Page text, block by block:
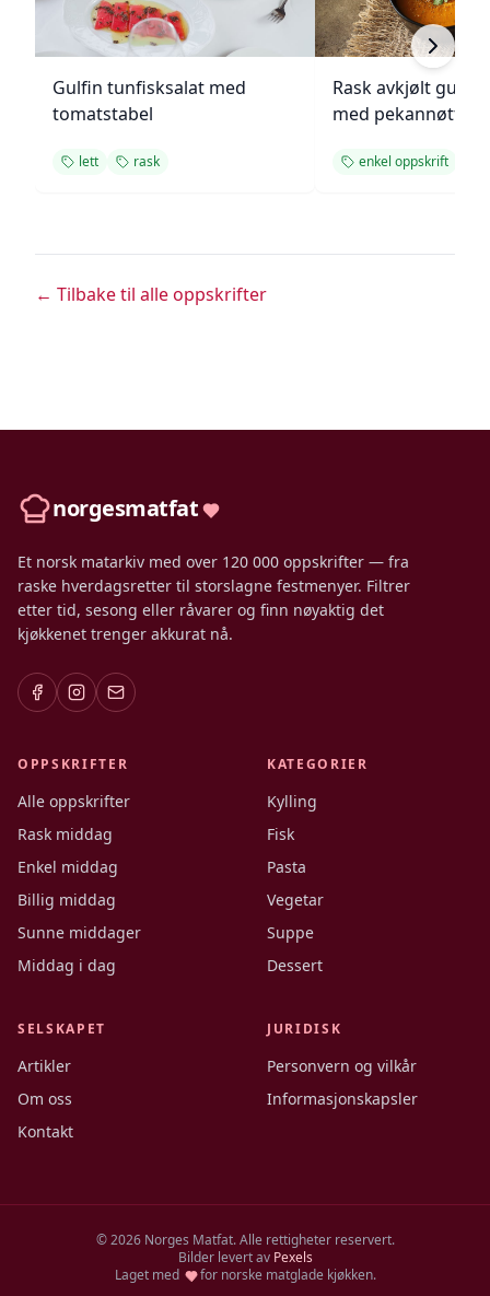
Gulfin tunfisksalat med
tomatstabel
lett rask
Rask avkjølt
med pekannøtter
enkel oppskrift
← Tilbake til alle oppskrifter
norgesmatfat
Et norsk matarkiv med over 120 000 oppskrifter — fra
raske hverdagsretter til storslagne festmenyer. Filtrer
etter tid, sesong eller råvarer og finn nøyaktig det
kjøkkenet trenger akkurat nå.
OPPSKRIFTER
Alle oppskrifter
Rask middag
Enkel middag
Billig middag
Sunne middager
Middag i dag
KATEGORIER
Kylling
Fisk
Pasta
Vegetar
Suppe
Dessert
SELSKAPET
Artikler
Om oss
Kontakt
JURIDISK
Personvern og vilkår
Informasjonskapsler
©2026Norges Matfat. Alle rettigheter reservert.
Bilder levert av Pexels
Laget med
for norske matglade kjøkken.